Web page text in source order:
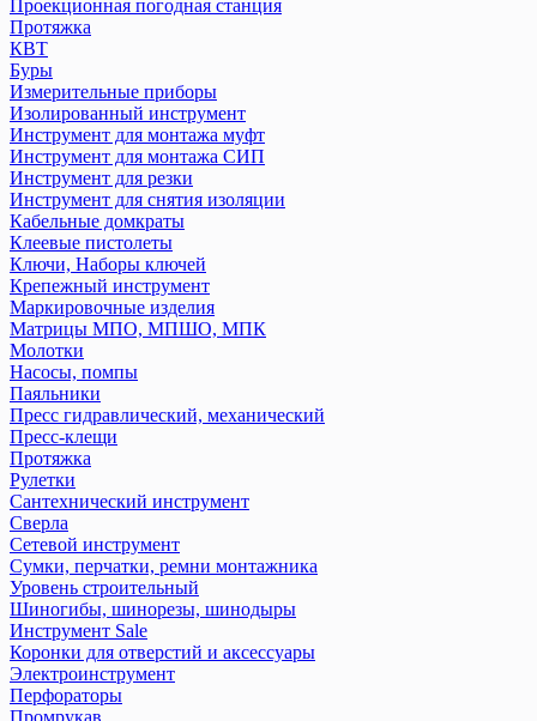
Проекционная погодная станция
Протяжка
КВТ
Буры
Измерительные приборы
Изолированный инструмент
Инструмент для монтажа муфт
Инструмент для монтажа СИП
Инструмент для резки
Инструмент для снятия изоляции
Кабельные домкраты
Клеевые пистолеты
Ключи, Наборы ключей
Крепежный инструмент
Маркировочные изделия
Матрицы МПО, МПШО, МПК
Молотки
Насосы, помпы
Паяльники
Пресс гидравлический, механический
Пресс-клещи
Протяжка
Рулетки
Сантехнический инструмент
Сверла
Сетевой инструмент
Сумки, перчатки, ремни монтажника
Уровень строительный
Шиногибы, шинорезы, шинодыры
Инструмент Sale
Коронки для отверстий и аксессуары
Электроинструмент
Перфораторы
Промрукав